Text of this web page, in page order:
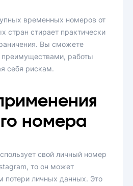
временных номеров от
стран стирает практически
Вы сможете
работы
себя рискам.
номера
свой личный номер
то он может
потери личных данных. Это